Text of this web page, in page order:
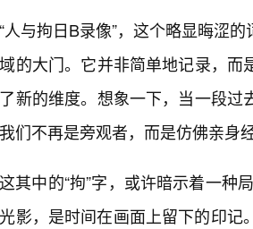
“人与拘日B录像”，这个略显晦涩
的大门。它并非简单地记录，
新的维度。想象一下，当一段
们不再是旁观者，而是仿佛亲身
这其中的“拘”字，或许暗示着一种
影，是时间在画面上留下的印记